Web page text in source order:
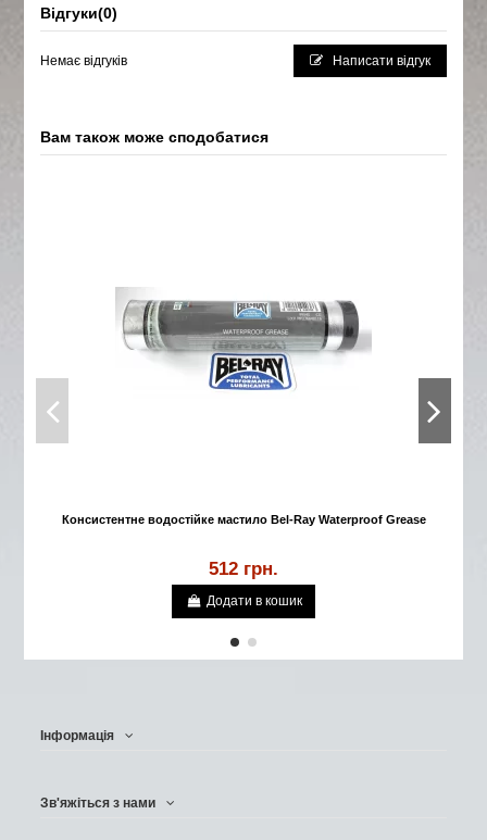
Відгуки(0)
Немає відгуків Написати відгук
Вам також може сподобатися
Консистентне водостійке мастило Bel-Ray Waterproof Grease
512 грн.
Додати в кошик
Інформація
Зв'яжіться з нами